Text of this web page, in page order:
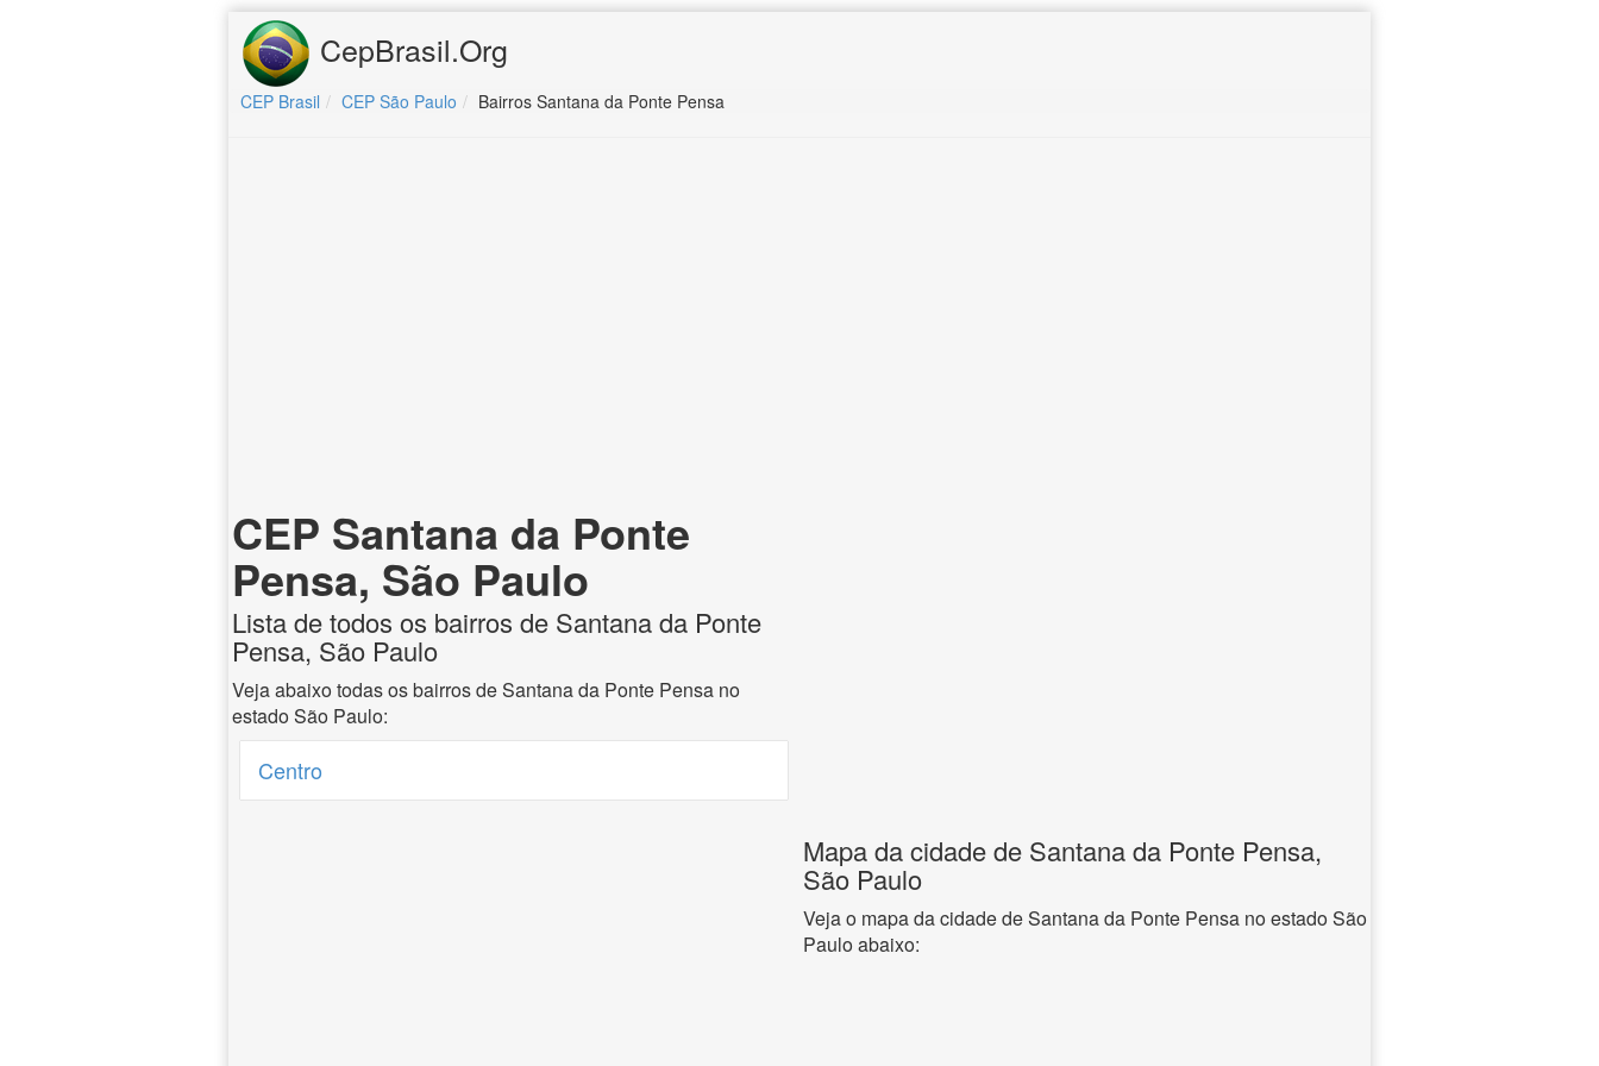
CepBrasil.Org
CEP Brasil CEP São Paulo Bairros Santana da Ponte Pensa
CEP Santana da Ponte
Pensa, São Paulo
Lista de todos os bairros de Santana da Ponte
Pensa, São Paulo
Veja abaixo todas os bairros de Santana da Ponte Pensa no
estado São Paulo:
Centro
Mapa da cidade de Santana da Ponte Pensa,
São Paulo
Veja o mapa da cidade de Santana da Ponte Pensa no estado São
Paulo abaixo: